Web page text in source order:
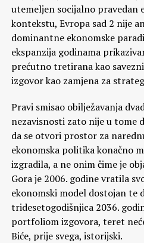
utemeljen socijalno pravedan
kontekstu, Evropa sad 2 nije
dominantne ekonomske
ekspanzija godinama
prećutno tretirana kao
izgovor kao zamjena za
Pravi smisao obilježavanja
nezavisnosti zato nije u tome
da se otvori prostor za
ekonomska politika konačno
izgradila, a ne onim čime je
Gora je 2006. godine vratila
ekonomski model dostojan te
tridesetogodišnjica 2036.
portfoliom izgovora, teret
Biće, prije svega, istorijski.